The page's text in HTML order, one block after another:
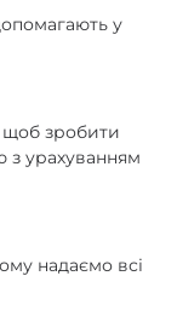
у
щоб зробити
урахуванням
надаємо всі